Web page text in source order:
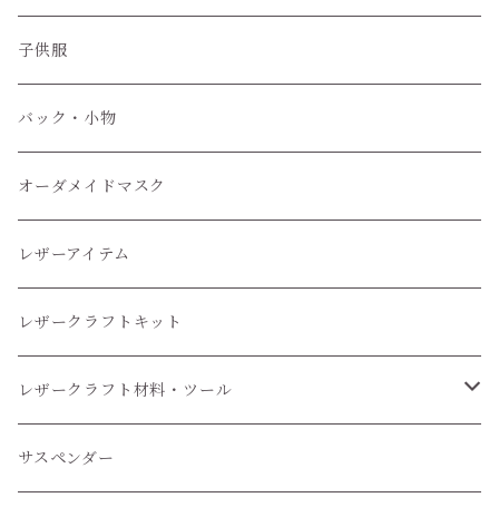
子供服
小物
子供服
バック・小物
オーダメイドマスク
レザーアイテム
レザークラフトキット
レザークラフト材料・ツール
レザークラフトツール
サスペンダー